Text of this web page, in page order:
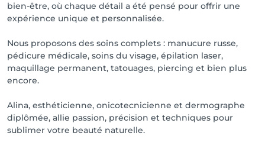
bien-être, où chaque détail a été pensé pour offrir une
expérience unique et personnalisée.
Nous proposons des soins complets : manucure russe,
pédicure médicale, soins du visage, épilation laser,
maquillage permanent, tatouages, piercing et bien plus
encore.
Alina, esthéticienne, onicotecnicienne et dermographe
diplômée, allie passion, précision et techniques pour
sublimer votre beauté naturelle.